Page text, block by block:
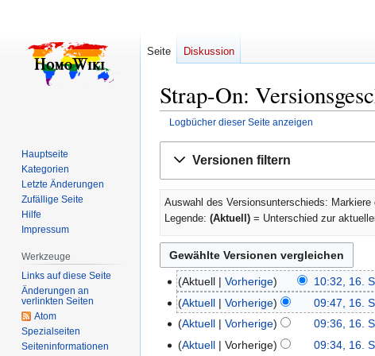
Strap-On:
Logbücher dieser Seite anzeigen
Navigation
Suche
Versionen filtern
Auswahl des Versionsunterschieds:
Legende: (Aktuell) = Unterschied zur
16.
September
2011
Aktuell Vorherige 10:32, 16.
K
e
i
n
Aktuell Vorherige 09:47, 16.
Aktuell
Vorherige 09:36, 16.
Aktuell
Vorherige 09:34, 16.
Seite Diskussion
Hauptseite
Kategorien
Letzte Änderungen
Zufällige Seite
Hilfe
Impressum
Werkzeuge
Links auf diese Seite
Änderungen an
verlinkten Seiten
Atom
Spezialseiten
Seiten­­informationen